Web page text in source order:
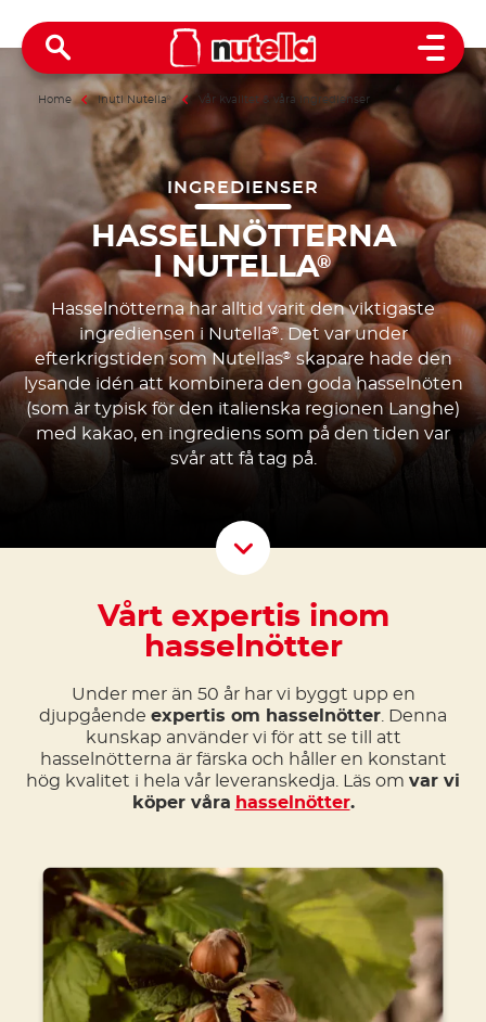
Open
Home Inuti Nutella® Vår kvalitet & våra ingredienser
INGREDIENSER
HASSELNÖTTERNA
I NUTELLA®
Hasselnötterna har alltid varit den viktigaste
ingrediensen i Nutella® . Det var under
efterkrigstiden som Nutellas® skapare hade den
lysande idén att kombinera den goda hasselnöten
(som är typisk för den italienska regionen Langhe)
med kakao, en ingrediens som på den tiden var
svår att få tag på.
Scroll
Vårt expertis inom
hasselnötter
Under mer än 50 år har vi byggt upp en
djupgående expertis om hasselnötter. Denna
kunskap använder vi för att se till att
hasselnötterna är färska och håller en konstant
hög kvalitet i hela vår leveranskedja. Läs om var vi
köper våra hasselnötter.